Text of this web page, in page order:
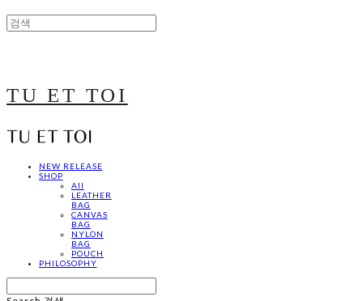
TU ET TOI
NEW RELEASE
SHOP
All
LEATHER
BAG
CANVAS
BAG
NYLON
BAG
POUCH
PHILOSOPHY